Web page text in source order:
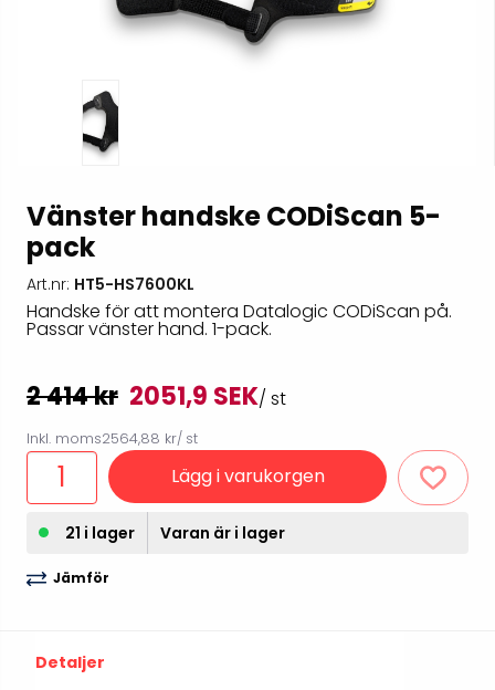
Vänster handske CODiScan 5-
pack
Art.nr: HT5-HS7600KL
Handske för att montera Datalogic CODiScan på.
Passar vänster hand. 1-pack.
2 414 kr 2051,9 SEK/ st
Inkl. moms2564,88 kr/ st
Lägg i varukorgen
21 i lager Varan är i lager
Jämför
Detaljer